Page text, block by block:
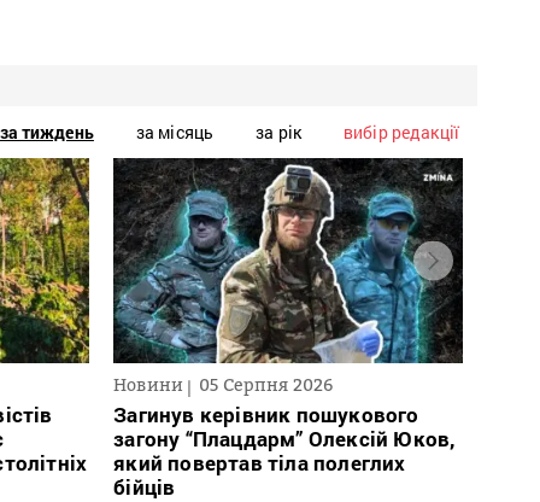
за тиждень за місяць за рік вибір редакції
Новини 05 Серпня 2026
Загинув керівник пошукового
загону “Плацдарм” Олексій Юков,
який повертав тіла полеглих
бійців